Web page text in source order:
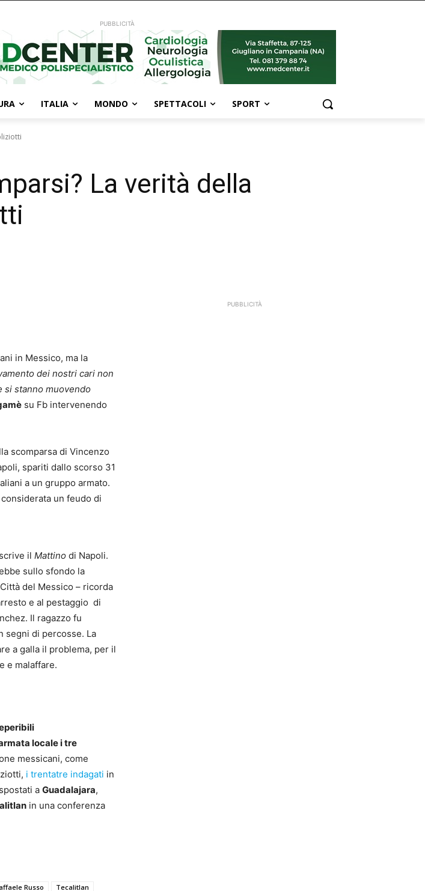
PUBBLICITÀ
ITALIA MONDO SPETTACOLI SPORT
La verità della
in Messico, ma la
dei nostri cari non
si stanno muovendo
su Fb intervenendo
scomparsa di Vincenzo
spariti dallo scorso 31
a un gruppo armato.
un feudo di
il Mattino di Napoli.
sullo sfondo la
del Messico – ricorda
e al pestaggio di
Il ragazzo fu
segni di percosse. La
a galla il problema, per il
e malaffare.
locale i tre
messicani, come
i trentatre indagati in
a Guadalajara,
in una conferenza
Russo
Tecalitlan
PUBBLICITÀ